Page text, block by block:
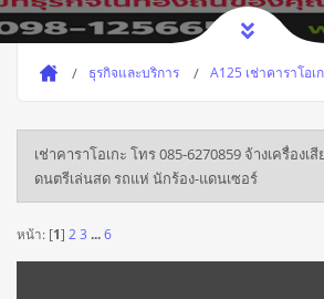
ธุรกิจและบริการ A125 เช่าคาราโอเ
เช่าคาราโอเกะ โทร 085-6270859 จ้างเครื่องเ
ดนตรีเล่นสด รถแห่ นักร้อง-แดนเซอร์
หน้า: [1] 2 3 ...6